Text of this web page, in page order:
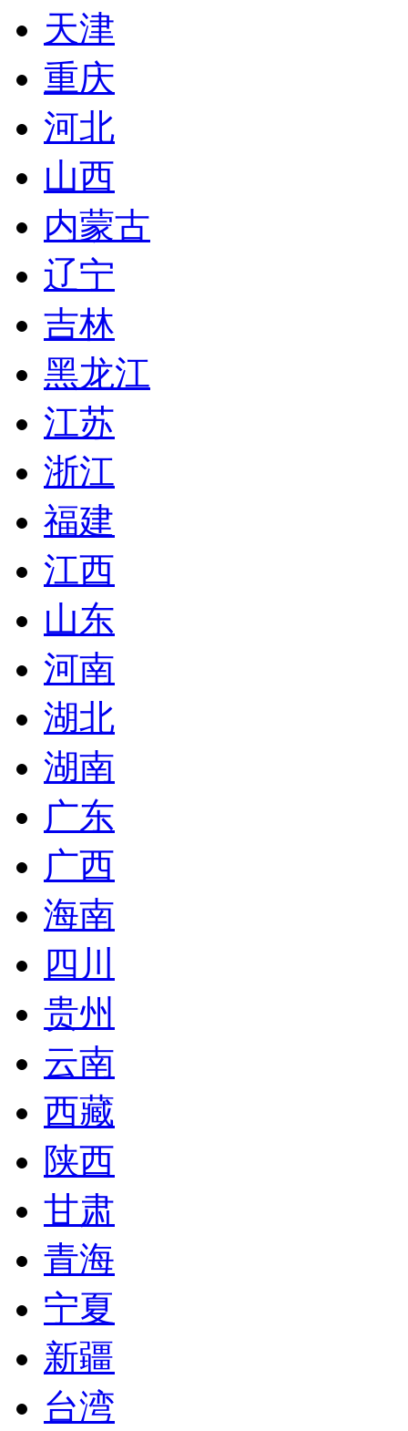
天津
重庆
河北
山西
内蒙古
辽宁
吉林
黑龙江
江苏
浙江
福建
江西
山东
河南
湖北
湖南
广东
广西
海南
四川
贵州
云南
西藏
陕西
甘肃
青海
宁夏
新疆
台湾